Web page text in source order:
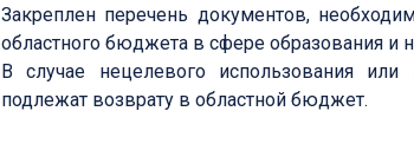
Закреплен перечень документов,
областного бюджета в сфере образования и
В случае нецелевого использования или
подлежат возврату в областной бюджет.